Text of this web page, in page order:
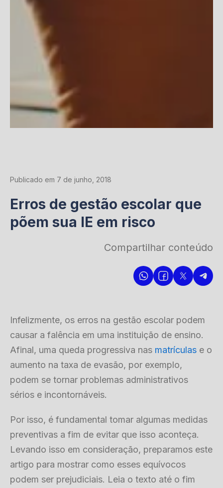
Publicado em 7 de junho, 2018
Erros de gestão escolar que
põem sua IE em risco
Compartilhar conteúdo
Infelizmente, os erros na gestão escolar podem
causar a falência em uma instituição de ensino.
Afinal, uma queda progressiva nas matrículas e o
aumento na taxa de evasão, por exemplo,
podem se tornar problemas administrativos
sérios e incontornáveis.
Por isso, é fundamental tomar algumas medidas
preventivas a fim de evitar que isso aconteça.
Levando isso em consideração, preparamos este
artigo para mostrar como esses equívocos
podem ser prejudiciais. Leia o texto até o fim